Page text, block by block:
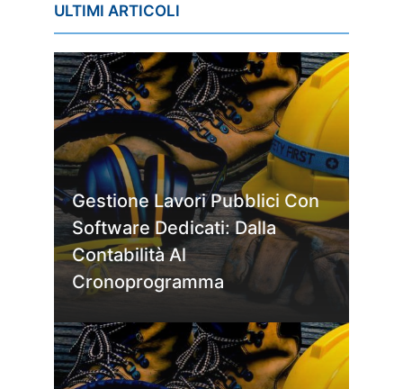
ULTIMI ARTICOLI
Gestione Lavori Pubblici Con
Software Dedicati: Dalla
Contabilità Al
Cronoprogramma